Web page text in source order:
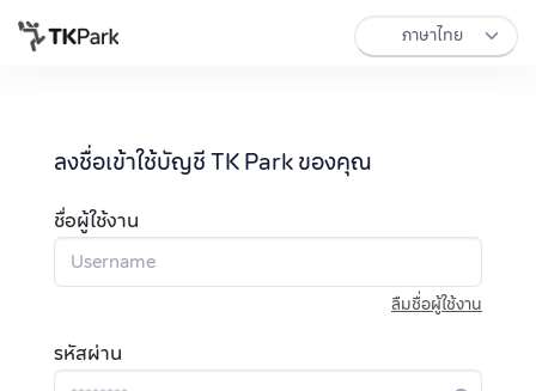
ลงชื่อเข้าใช้บัญชี TK Park ของคุณ
ชื่อผู้ใช้งาน
ลืมชื่อผู้ใช้งาน
รหัสผ่าน